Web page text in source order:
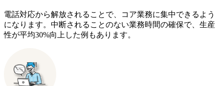
電話対応から解放されることで、コア業務に集中できるよう
になります。中断されることのない業務時間の確保で、生産
性が平均30%向上した例もあります。